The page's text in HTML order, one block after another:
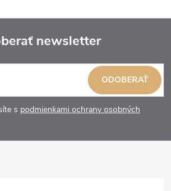
newsletter
s podmienkami ochrany osobných
ODOBERAŤ